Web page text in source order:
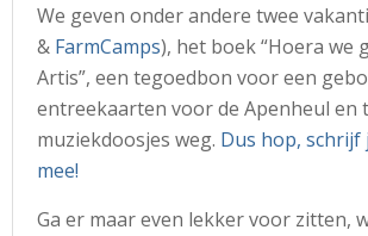
We geven onder andere twee
& FarmCamps), het boek “Hoera we
Artis”, een tegoedbon voor een
entreekaarten voor de Apenheul en
muziekdoosjes weg. Dus hop, schrijf
mee!
Ga er maar even lekker voor zitten,